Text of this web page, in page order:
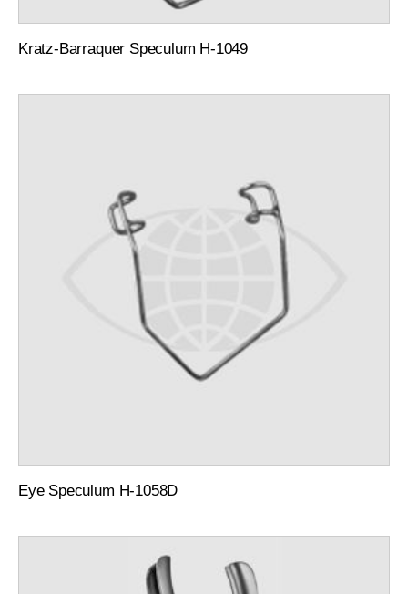
Kratz-Barraquer Speculum H-1049
Eye Speculum H-1058D